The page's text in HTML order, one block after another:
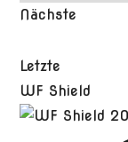
Nächste
Letzte
WF Shield